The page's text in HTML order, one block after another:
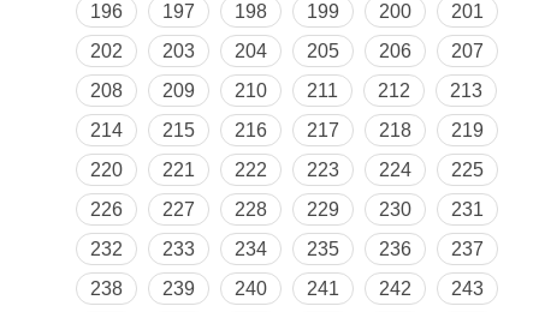
196
197 198 199 200
201
202
203 204 205 206
207
208
209 210 211 212
213
214
215 216 217 218
219
220
221 222 223 224
225
226
227 228 229 230
231
232
233 234 235 236
237
238
239 240 241 242
243